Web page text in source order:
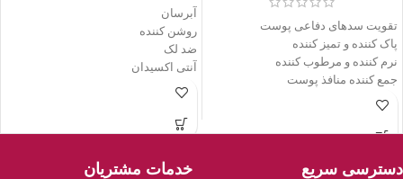
تقویت سدھای دفاعی پوست
پاک کننده و تميز کننده
نرم کننده و مرطوب کننده
جمع کننده منافذ پوست
آبرسان
روشن کننده
ضد لک
آنتی اکسیدان
جلوگیری از خشکی
دسترسی سریع خدمات مشتریان